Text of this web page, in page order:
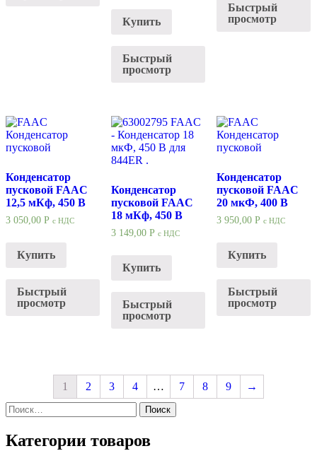
Купить
Быстрый
просмотр
Быстрый
просмотр
Конденсатор
пусковой FAAC
12,5 мКф, 450 В
3 050,00 Р с НДС
Купить
Быстрый
просмотр
Конденсатор
пусковой FAAC
18 мКф, 450 В
3 149,00Р с НДС
Купить
Быстрый
просмотр
Конденсатор
пусковой FAAC
20 мкФ, 400 В
3 950,00Р с НДС
Купить
Быстрый
просмотр
1 2 3 4 … 7 8 9
→
Найти:
Категории товаров